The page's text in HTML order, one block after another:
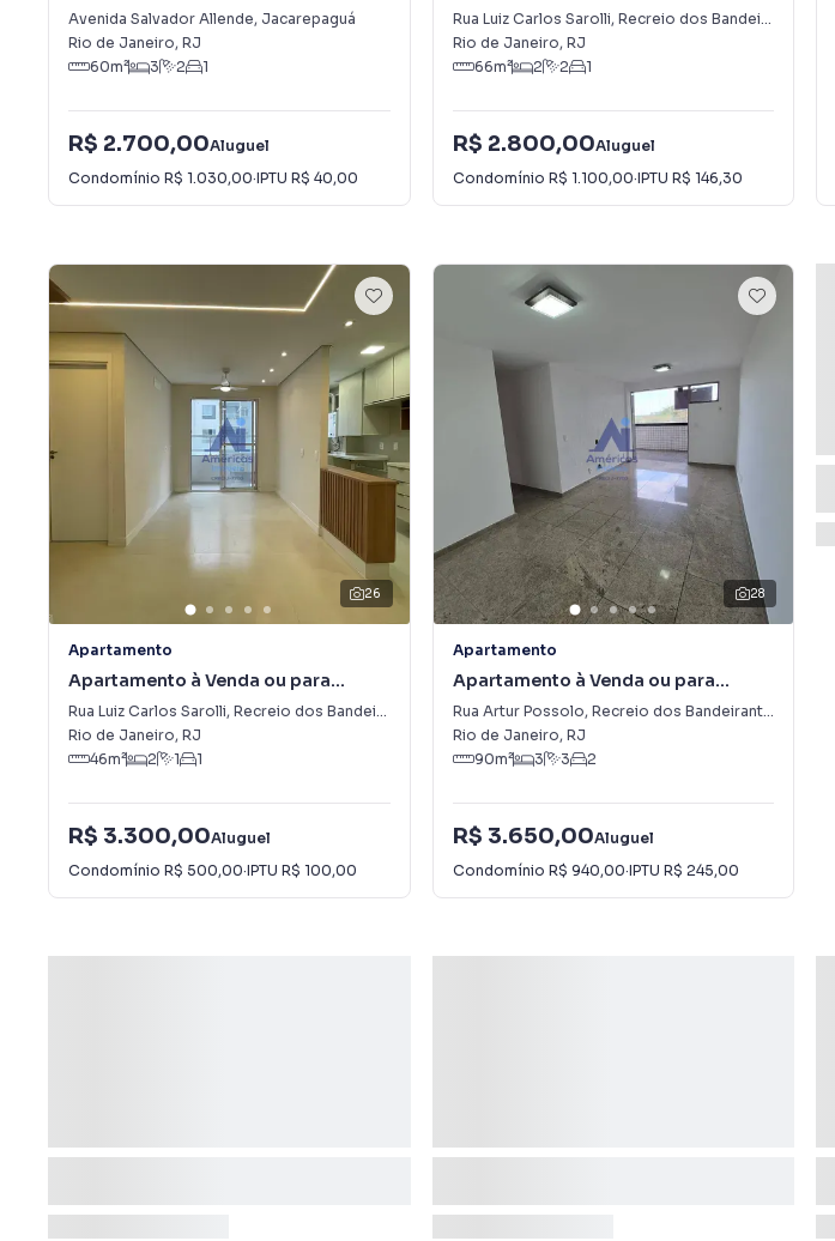
Alugar em Jacarepaguá
Avenida Salvador Allende, Jacarepaguá
Rio de Janeiro, RJ
60m² 3 2 1
R$ 2.700,00Aluguel
Condomínio R$ 1.030,00·IPTU R$ 40,00
Recreio dos Bandeirantes
Rua Luiz Carlos Sarolli, Recreio dos Bandeirantes
Rio de Janeiro, RJ
66m² 2 2 1
R$ 2.800,00Aluguel
Condomínio R$ 1.100,00·IPTU R$ 146,30
26
Apartamento
Apartamento à Venda ou para
Alugar em Recreio dos Bandeirantes
Rua Luiz Carlos Sarolli, Recreio dos Bandeirantes
Rio de Janeiro, RJ
46m² 2 1 1
R$ 3.300,00Aluguel
Condomínio R$ 500,00·IPTU R$ 100,00
28
Apartamento
Apartamento à Venda ou para
Alugar em Recreio dos Bandeirantes
Rua Artur Possolo, Recreio dos Bandeirantes
Rio de Janeiro, RJ
90m² 3 3 2
R$ 3.650,00Aluguel
Condomínio R$ 940,00·IPTU R$ 245,00